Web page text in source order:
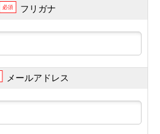
必須 フリガナ
メールアドレス